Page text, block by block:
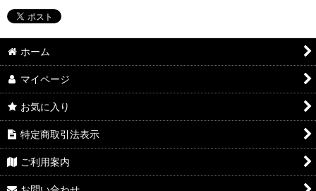
ホーム
マイページ
お気に入り
特定商取引法表示
ご利用案内